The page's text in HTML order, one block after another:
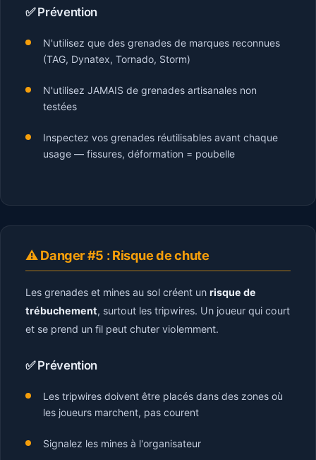
✅ Prévention
N'utilisez que des grenades de marques reconnues
(TAG, Dynatex, Tornado, Storm)
N'utilisez JAMAIS de grenades artisanales non
testées
Inspectez vos grenades réutilisables avant chaque
usage — fissures, déformation = poubelle
⚠️ Danger #5 : Risque de chute
Les grenades et mines au sol créent un risque de
trébuchement, surtout les tripwires. Un joueur qui court
et se prend un fil peut chuter violemment.
✅ Prévention
Les tripwires doivent être placés dans des zones où
les joueurs marchent, pas courent
Signalez les mines à l'organisateur